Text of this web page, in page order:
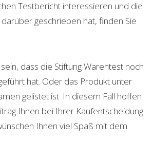
Testbericht interessieren und die
geschrieben hat, finden Sie
sein, dass die Stiftung Warentest noch
hat. Oder das Produkt unter
gelistet ist. In diesem Fall hoffen
Ihnen bei Ihrer Kaufentscheidung
Ihnen viel Spaß mit dem